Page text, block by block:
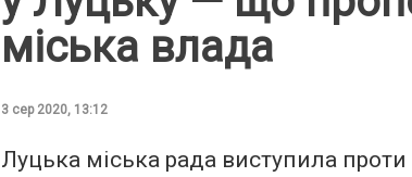
міська влада
3 сер 2020, 13:12
Луцька міська рада виступила